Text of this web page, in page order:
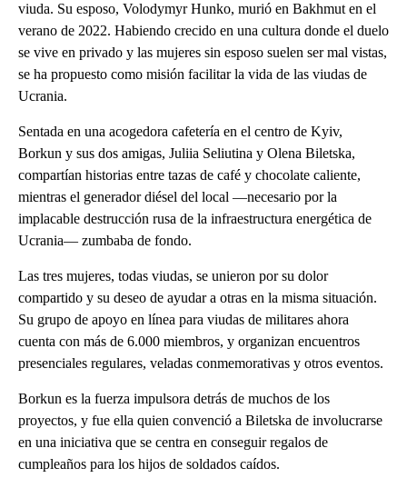
viuda. Su esposo, Volodymyr Hunko, murió en Bakhmut en el
verano de 2022. Habiendo crecido en una cultura donde el duelo
se vive en privado y las mujeres sin esposo suelen ser mal vistas,
se ha propuesto como misión facilitar la vida de las viudas de
Ucrania.
Sentada en una acogedora cafetería en el centro de Kyiv,
Borkun y sus dos amigas, Juliia Seliutina y Olena Biletska,
compartían historias entre tazas de café y chocolate caliente,
mientras el generador diésel del local —necesario por la
implacable destrucción rusa de la infraestructura energética de
Ucrania— zumbaba de fondo.
Las tres mujeres, todas viudas, se unieron por su dolor
compartido y su deseo de ayudar a otras en la misma situación.
Su grupo de apoyo en línea para viudas de militares ahora
cuenta con más de 6.000 miembros, y organizan encuentros
presenciales regulares, veladas conmemorativas y otros eventos.
Borkun es la fuerza impulsora detrás de muchos de los
proyectos, y fue ella quien convenció a Biletska de involucrarse
en una iniciativa que se centra en conseguir regalos de
cumpleaños para los hijos de soldados caídos.